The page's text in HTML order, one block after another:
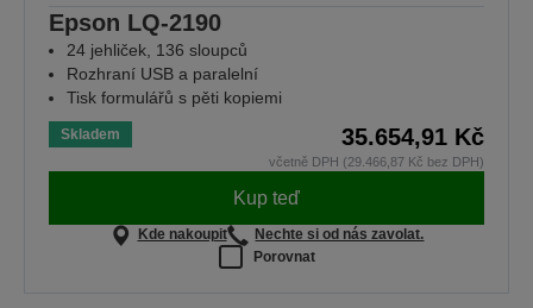
Epson LQ-2190
24 jehliček, 136 sloupců
Rozhraní USB a paralelní
Tisk formulářů s pěti kopiemi
Skladem 35.654,91 Kč
včetně DPH (29.466,87 Kč bez DPH)
Kup teď
Kde nakoupit
Nechte si od nás zavolat.
Porovnat